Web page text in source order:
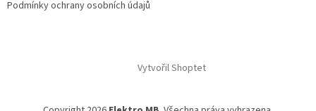
Podmínky ochrany osobních údajů
Vytvořil Shoptet